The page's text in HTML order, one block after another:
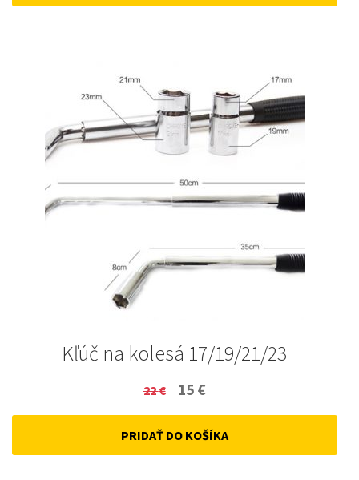
Kľúč na kolesá 17/19/21/23
22€
Original
price
was:
15 €
price
is:
PRIDAŤ DO KOŠÍKA